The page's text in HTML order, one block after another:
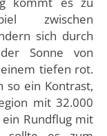
zwischen
sich durch
Sonne von
tiefen rot.
so ein Kontrast,
mit 32.000
Rundflug mit